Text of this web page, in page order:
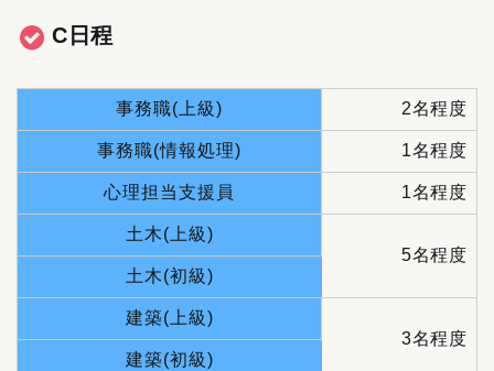
C日程
事務職(上級) 2名程度
事務職(情報処理) 1名程度
心理担当支援員 1名程度
土木(上級)
5名程度
土木(初級)
建築(上級)
3名程度
建築(初級)